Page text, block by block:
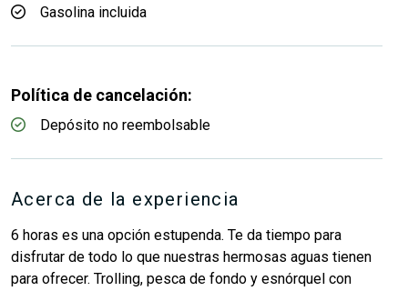
Gasolina incluida
Política de cancelación:
Depósito no reembolsable
Acerca de la experiencia
6 horas es una opción estupenda. Te da tiempo para
disfrutar de todo lo que nuestras hermosas aguas tienen
para ofrecer. Trolling, pesca de fondo y esnórquel con